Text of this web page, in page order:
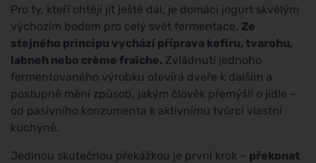
Pro ty, kteří chtějí jít ještě dál, je domácí jogurt skvělým
výchozím bodem pro celý svět fermentace. Ze
stejného principu vychází příprava kefíru, tvarohu,
labneh nebo crème fraîche. Zvládnutí jednoho
fermentovaného výrobku otevírá dveře k dalším a
postupně mění způsob, jakým člověk přemýšlí o jídle –
od pasivního konzumenta k aktivnímu tvůrci vlastní
kuchyně.
Jedinou skutečnou překážkou je první krok – překonat